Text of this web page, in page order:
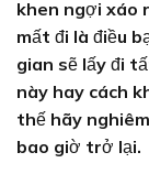
khen ngợi xáo
mất đi là điều
gian sẽ lấy đi
này hay cách
thế hãy
bao giờ trở lại.